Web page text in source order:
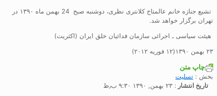
تشیع جنازه خانم عالمتاج کلانتری نظری، دوشنبه صبح 24 بهمن ماه ۱۳۹۰ در
تهران برگزار خواهد شد.
هیئت سیاسی ـ اجرائی سازمان فدائیان خلق ایران (اکثریت)
۲۳ بهمن ۱۳۹۰(۱۲ فوریه ۲۰۱۲)
چاپ متن
بخش : تسليت
تاریخ انتشار : ۲۳ بهمن, ۱۳۹۰ ۹:۳۰ ب٫ظ